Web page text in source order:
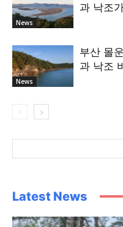
News
과 낙조
News
부산 몰
과 낙조
Latest News